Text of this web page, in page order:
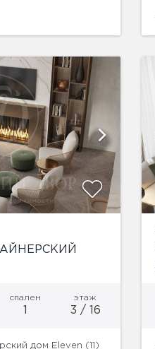
группой,
спален этаж
3 / 16
дом Eleven (11)
4 фотографии